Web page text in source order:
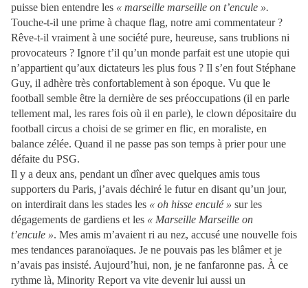
puisse bien entendre les « marseille marseille on t’encule ».
Touche-t-il une prime à chaque flag, notre ami commentateur ?
Rêve-t-il vraiment à une société pure, heureuse, sans trublions ni
provocateurs ? Ignore t’il qu’un monde parfait est une utopie qui
n’appartient qu’aux dictateurs les plus fous ? Il s’en fout Stéphane
Guy, il adhère très confortablement à son époque. Vu que le
football semble être la dernière de ses préoccupations (il en parle
tellement mal, les rares fois où il en parle), le clown dépositaire du
football circus a choisi de se grimer en flic, en moraliste, en
balance zélée. Quand il ne passe pas son temps à prier pour une
défaite du PSG.
Il y a deux ans, pendant un dîner avec quelques amis tous
supporters du Paris, j’avais déchiré le futur en disant qu’un jour,
on interdirait dans les stades les « oh hisse enculé » sur les
dégagements de gardiens et les « Marseille Marseille on
t’encule ». Mes amis m’avaient ri au nez, accusé une nouvelle fois
mes tendances paranoïaques. Je ne pouvais pas les blâmer et je
n’avais pas insisté. Aujourd’hui, non, je ne fanfaronne pas. À ce
rythme là, Minority Report va vite devenir lui aussi un